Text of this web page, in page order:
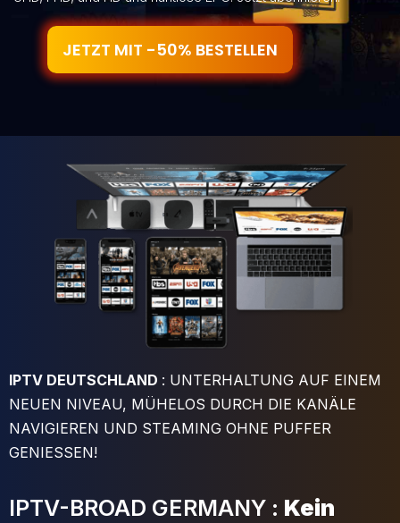
JETZT MIT -50% BESTELLEN
IPTV DEUTSCHLAND : UNTERHALTUNG AUF EINEM
NEUEN NIVEAU, MÜHELOS DURCH DIE KANÄLE
NAVIGIEREN UND STEAMING OHNE PUFFER
GENIESSEN!
IPTV-BROAD GERMANY : Kein